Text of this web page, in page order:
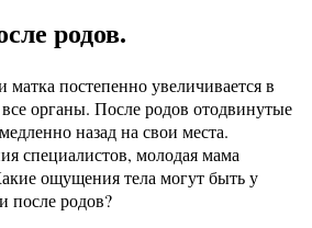
родов.
постепенно увеличивается в
органы. После родов отодвинутые
назад на свои места.
специалистов, молодая мама
ощущения тела могут быть у
родов?